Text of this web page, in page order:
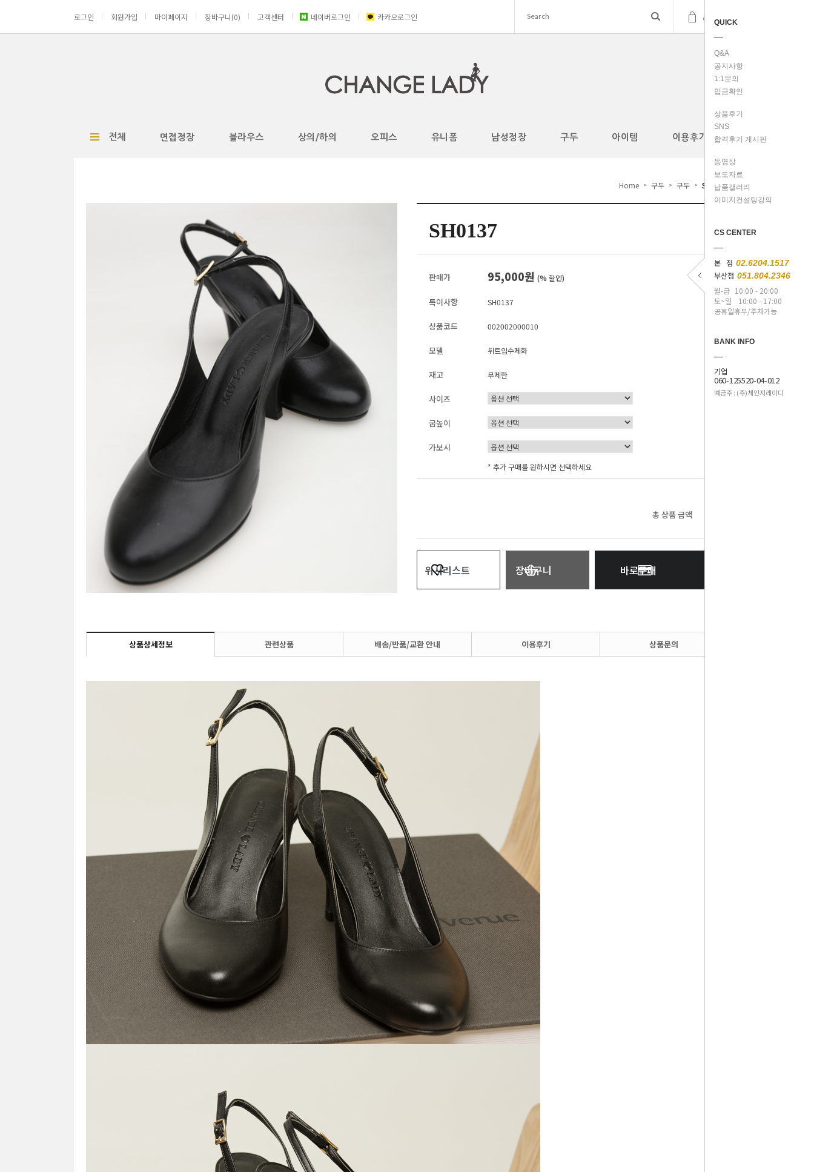
QUICK
Q&A
공지사항
1:1문의
입금확인
상품후기
SNS
합격후기 게시판
동영상
보도자료
납품갤러리
이미지컨설팅강의
CS CENTER
본 점 02.6204.1517
부산점 051.804.2346
월-금 10:00 - 20:00
토~일
10:00 - 17:00
공휴일휴무/주차가능
BANK INFO
기업
060-125520-04-012
예금주 : (주)체인지레이디
로그인 회원가입 마이페이지 장바구니(0) 고객센터 네이버로그인 카카오로그인 cart(0)
전체 면접정장 블라우스 상의/하의 오피스 유니폼 남성정장 구두 아이템 이용후기
Home > 구두 > 구두 > SH0137
SH0137
판매가 95,000원 (% 할인)
특이사항 SH0137
상품코드 002002000010
모델 뒤트임수제화
재고 무제한
사이즈
굽높이
가보시
* 추가 구매를 원하시면 선택하세요
총 상품 금액
위시리스트 장바구니 바로구매
상품상세정보 관련상품 배송/반품/교환 안내 이용후기 상품문의